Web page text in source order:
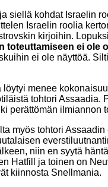
ja siellä kohdat Israelin
Israelin roolia
kirjoihin.
toteuttamiseen ei ole
ei ole näyttöä.
menee
tohtori Assaadia.
perättömän ilmiannon
myös tohtori
niin en syytä
Hatfill ja toinen on
kiinnosta Snellmania.